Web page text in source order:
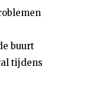
buurt
tijdens